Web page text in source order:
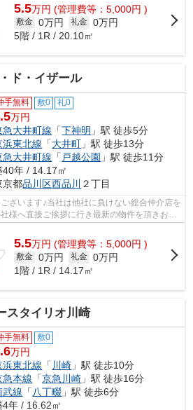
5.5万円 (管理費等：5,000円 )
敷金 0万円 礼金 0万円
5階 / 1R / 20.10㎡
ド・イザール
手無料 敷0 礼0
万円
急大井町線 「下神明 」駅 徒歩5分
浜東北線 「大井町 」駅 徒歩13分
急大井町線 「 戸越公園 」駅 徒歩11分
40年 / 14.17㎡
京都品川区西品川 ２丁目
ざいます♪当社は他社に負けない総合仲介店を
様へ直接ご挨拶に行き最新の物件を頂きお客
5.5万円 (管理費等：5,000円 )
敷金 0万円 礼金 0万円
1階 / 1R / 14.17㎡
スタイリオ川崎
手無料 敷0
万円
浜東北線 「 川崎 」駅 徒歩10分
急本線 「京急川崎 」駅 徒歩16分
武線 「 八丁畷 」駅 徒歩6分
4年 / 16.62㎡